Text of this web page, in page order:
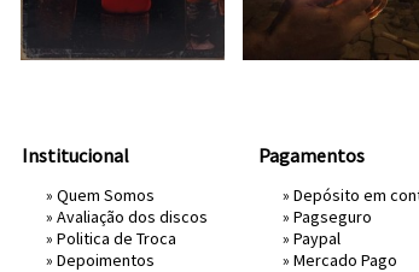
Institucional
» Quem Somos
» Avaliação dos discos
» Politica de Troca
» Depoimentos
Pagamentos
» Depósito em
» Pagseguro
» Paypal
» Mercado Pago